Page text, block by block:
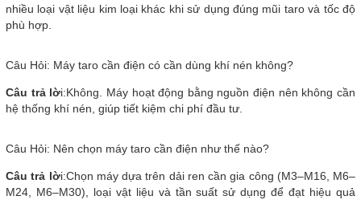
nhiều loại vật liệu kim loại khác khi sử dụng đúng mũi taro và tốc độ
phù hợp.
Câu Hỏi: Máy taro cần điện có cần dùng khí nén không?
Câu trả lời:Không. Máy hoạt động bằng nguồn điện nên không cần
hệ thống khí nén, giúp tiết kiệm chi phí đầu tư.
Câu Hỏi: Nên chọn máy taro cần điện như thế nào?
Câu trả lời:Chọn máy dựa trên dải ren cần gia công (M3–M16, M6–
M24, M6–M30), loại vật liệu và tần suất sử dụng để đạt hiệu quả